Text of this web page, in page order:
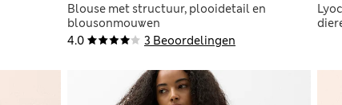
4.0 3 Beoordelingen
Blouse met structuur, plooidetail en
blousonmouwen